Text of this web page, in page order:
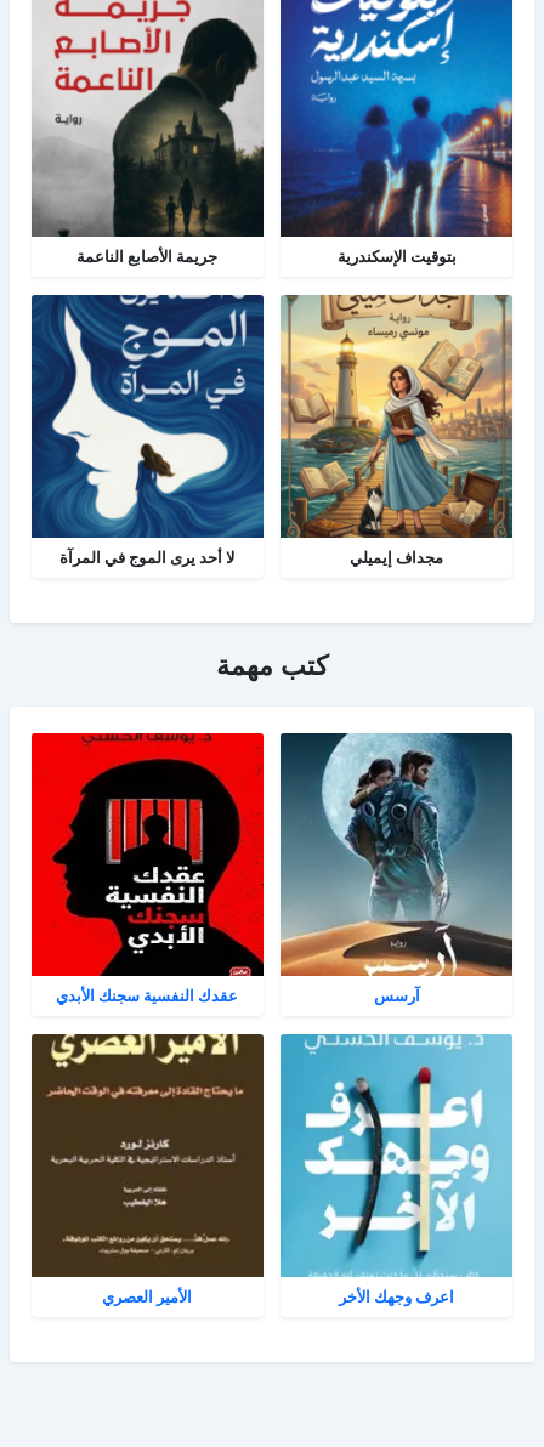
بتوقيت الإسكندرية جريمة الأصابع الناعمة
مجداف إيميلي لا أحد يرى الموج في المرآة
كتب مهمة
آرسس عقدك النفسية سجنك الأبدي
اعرف وجهك الأخر الأمير العصري